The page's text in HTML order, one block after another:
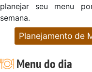
planejar seu menu
semana.
Planejamento de
Menu do dia